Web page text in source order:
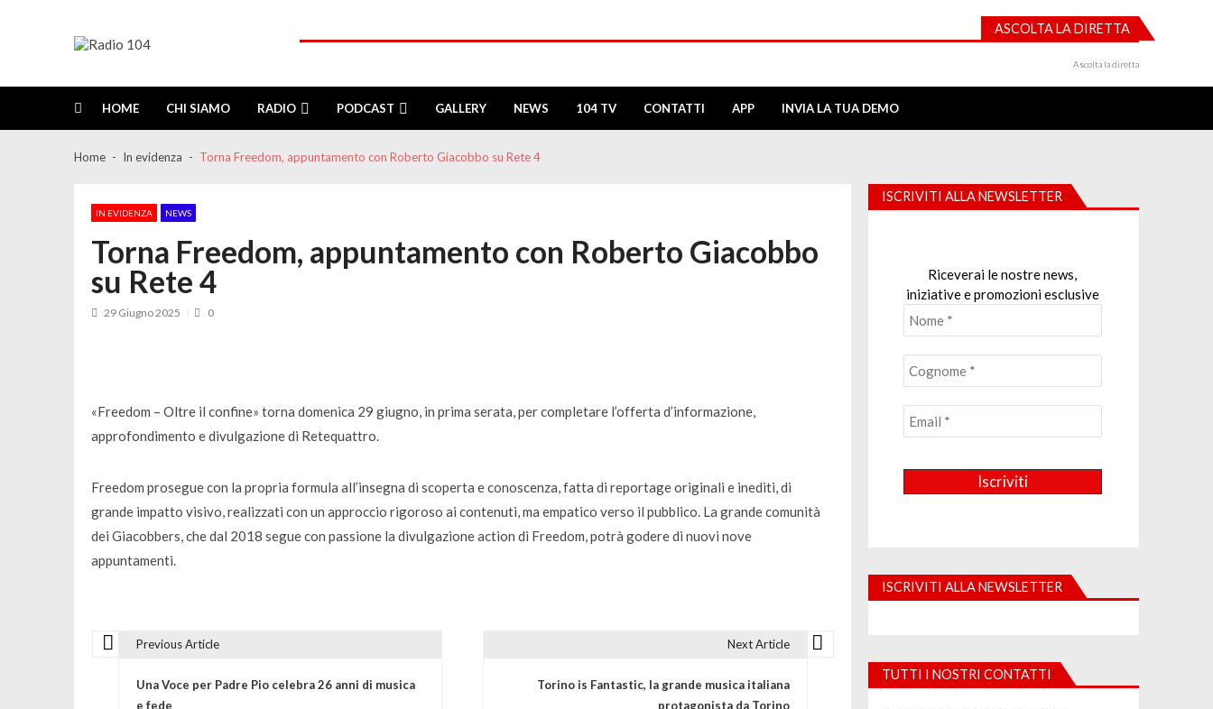
ASCOLTA LA DIRETTA
Ascolta la diretta
HOME CHI SIAMO RADIO PODCAST GALLERY NEWS 104 TV CONTATTI APP INVIA LA TUA DEMO
Home In evidenza Torna Freedom, appuntamento con Roberto Giacobbo su Rete 4
IN EVIDENZA NEWS
Torna Freedom, appuntamento con Roberto Giacobbo
su Rete 4
29 Giugno 2025 0
«Freedom – Oltre il confine» torna domenica 29 giugno, in prima serata, per completare l’offerta d’informazione,
approfondimento e divulgazione di Retequattro.
Freedom prosegue con la propria formula all’insegna di scoperta e conoscenza, fatta di reportage originali e inediti, di
grande impatto visivo, realizzati con un approccio rigoroso ai contenuti, ma empatico verso il pubblico. La grande comunità
dei Giacobbers, che dal 2018 segue con passione la divulgazione action di Freedom, potrà godere di nuovi nove
appuntamenti.
Previous Article
Una Voce per Padre Pio celebra 26 anni di musica
e fede
Next Article
Torino is Fantastic, la grande musica italiana
protagonista da Torino
ISCRIVITI ALLA NEWSLETTER
Riceverai le nostre news,
iniziative e promozioni esclusive
ISCRIVITI ALLA NEWSLETTER
TUTTI I NOSTRI CONTATTI